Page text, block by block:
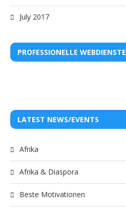
July 2017
PROFESSIONELLE WEBDIENSTE
LATEST NEWS/EVENTS
Afrika
Afrika & Diaspora
Beste Motivationen